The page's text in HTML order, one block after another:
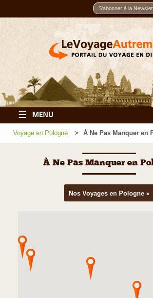
☰ MENU
Voyage en Pologne À Ne Pas Manquer en
À Ne Pas Manquer en
Nos Voyages en Pologne »